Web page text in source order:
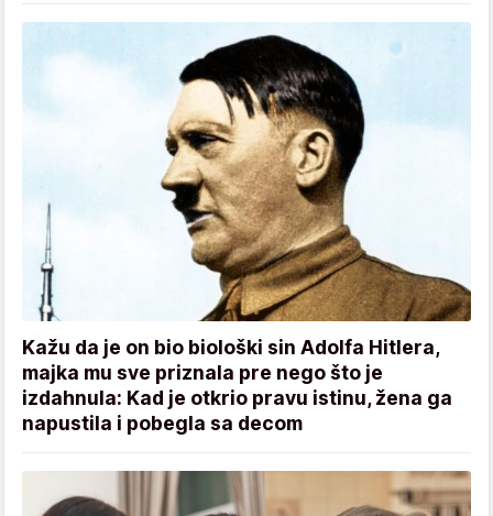
Kažu da je on bio biološki sin Adolfa Hitlera,
majka mu sve priznala pre nego što je
izdahnula: Kad je otkrio pravu istinu, žena ga
napustila i pobegla sa decom